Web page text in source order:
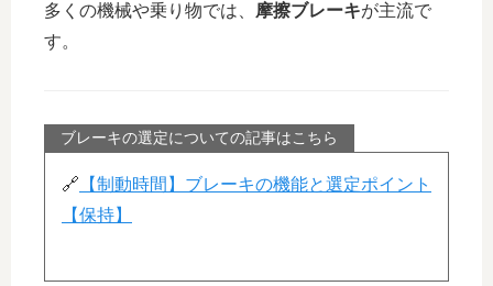
多くの機械や乗り物では、 摩擦ブレーキが主流で
す。
ブレーキの選定についての記事はこちら
🔗 【制動時間】ブレーキの機能と選定ポイント
【保持】